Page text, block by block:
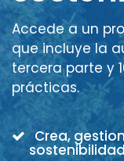
Accede a un
que incluye la
tercera parte y
prácticas.
Crea,